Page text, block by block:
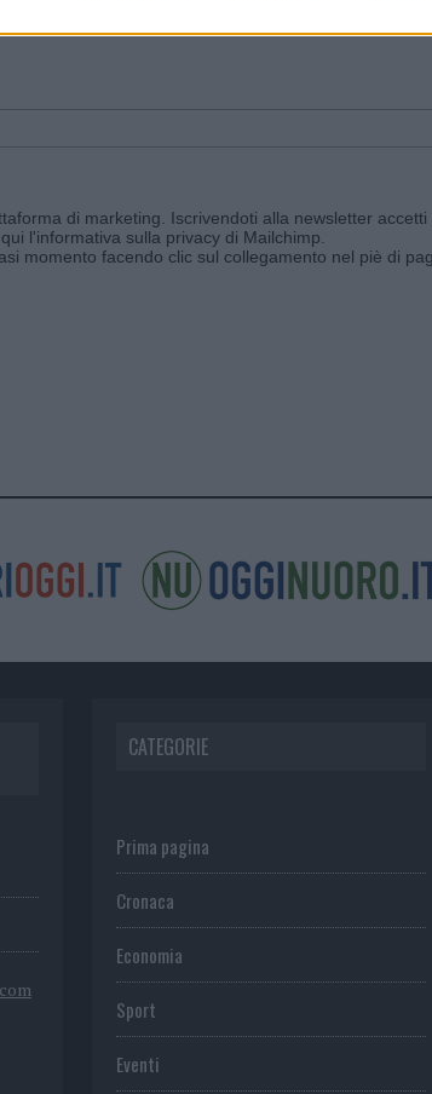
e ricevi le nostre email periodiche contenenti le ultime
di marketing. Iscrivendoti alla newsletter
l'informativa sulla privacy di Mailchimp
momento facendo clic sul collegamento nel piè di
CATEGORIE
Prima pagina
Cronaca
Economia
Sport
Eventi